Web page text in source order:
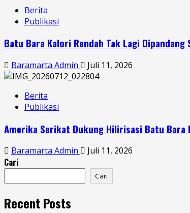
Berita
Publikasi
Batu Bara Kalori Rendah Tak Lagi
Baramarta Admin Juli 11, 2026
Berita
Publikasi
Amerika Serikat Dukung Hilirisasi Batu Bara
Baramarta Admin Juli 11, 2026
Cari
Cari
Recent Posts